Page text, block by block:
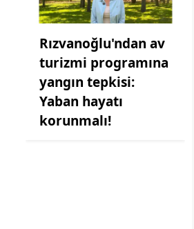
Rızvanoğlu'ndan av
turizmi programına
yangın tepkisi:
Yaban hayatı
korunmalı!